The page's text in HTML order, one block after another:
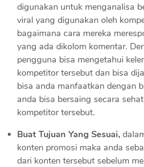
digunakan untuk menganalisa
viral yang digunakan oleh
bagaimana cara mereka
yang ada dikolom komentar.
pengguna bisa mengetahui
kompetitor tersebut dan bisa
bisa anda manfaatkan dengan
anda bisa bersaing secara
kompetitor tersebut.
Buat Tujuan Yang Sesuai,
konten promosi maka anda
dari konten tersebut sebelum